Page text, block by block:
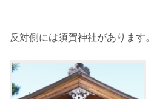
反対側には須賀神社があります。